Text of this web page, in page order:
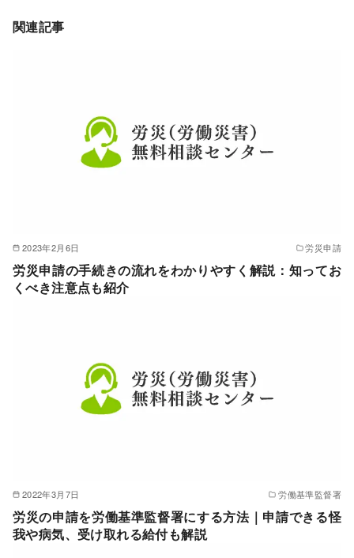
関連記事
2023年2月6日 労災申請
労災申請の手続きの流れをわかりやすく解説：知ってお
くべき注意点も紹介
2022年3月7日 労働基準監督署
労災の申請を労働基準監督署にする方法｜申請できる怪
我や病気、受け取れる給付も解説